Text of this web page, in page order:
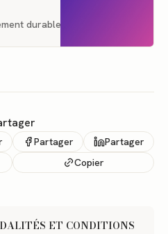
des
durable des Français de
Partager
Partager
Copier
ET CONDITIONS